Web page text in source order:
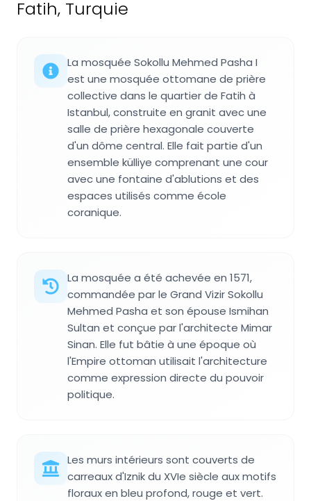
Fatih, Turquie
La mosquée Sokollu Mehmed Pasha I
est une mosquée ottomane de prière
collective dans le quartier de Fatih à
Istanbul, construite en granit avec une
salle de prière hexagonale couverte
d'un dôme central. Elle fait partie d'un
ensemble külliye comprenant une cour
avec une fontaine d'ablutions et des
espaces utilisés comme école
coranique.
La mosquée a été achevée en 1571,
commandée par le Grand Vizir Sokollu
Mehmed Pasha et son épouse Ismihan
Sultan et conçue par l'architecte Mimar
Sinan. Elle fut bâtie à une époque où
l'Empire ottoman utilisait l'architecture
comme expression directe du pouvoir
politique.
Les murs intérieurs sont couverts de
carreaux d'Iznik du XVIe siècle aux motifs
floraux en bleu profond, rouge et vert.